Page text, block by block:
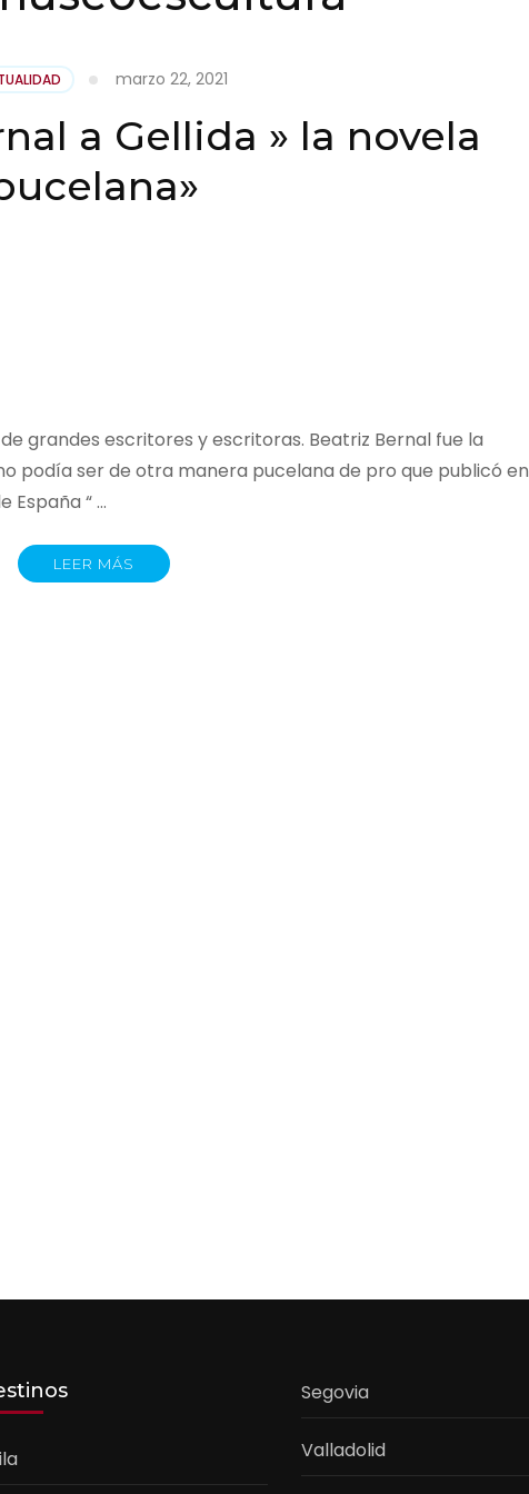
marzo 22, 2021
a Gellida » la novela
grandes escritores y escritoras. Beatriz Bernal fue la
no podía ser de otra manera pucelana de pro que publicó en
España “ …
LEER MÁS
Segovia
Valladolid